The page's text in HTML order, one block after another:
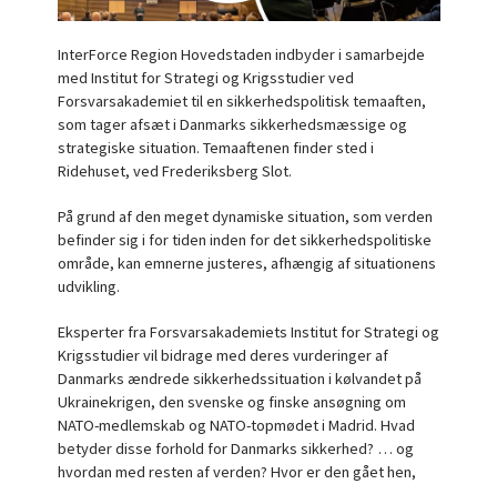
InterForce Region Hovedstaden indbyder i samarbejde
med Institut for Strategi og Krigsstudier ved
Forsvarsakademiet til en sikkerhedspolitisk temaaften,
som tager afsæt i Danmarks sikkerhedsmæssige og
strategiske situation. Temaaftenen finder sted i
Ridehuset, ved Frederiksberg Slot.
På grund af den meget dynamiske situation, som verden
befinder sig i for tiden inden for det sikkerhedspolitiske
område, kan emnerne justeres, afhængig af situationens
udvikling.
Eksperter fra Forsvarsakademiets Institut for Strategi og
Krigsstudier vil bidrage med deres vurderinger af
Danmarks ændrede sikkerhedssituation i kølvandet på
Ukrainekrigen, den svenske og finske ansøgning om
NATO-medlemskab og NATO-topmødet i Madrid. Hvad
betyder disse forhold for Danmarks sikkerhed? … og
hvordan med resten af verden? Hvor er den gået hen,